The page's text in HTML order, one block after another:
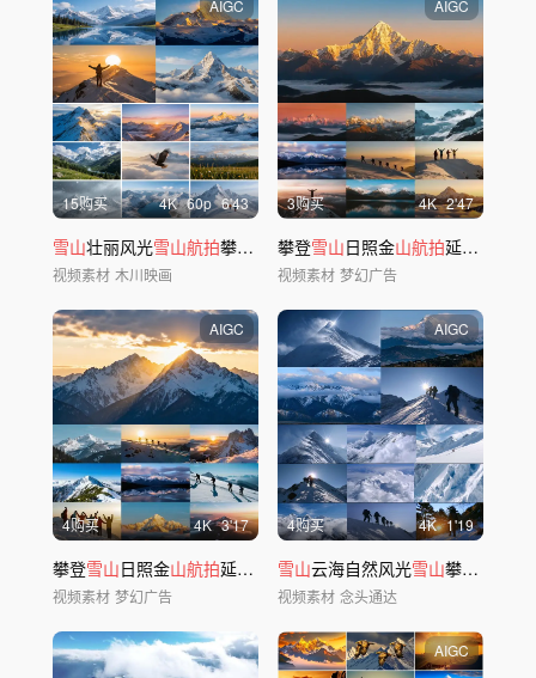
AIGC
15购买 4K 60p 6'43
雪山壮丽风光雪山航拍攀登 雪山
视频素材 木川映画
AIGC
3购买 4K 2'47
攀登雪山日照金山航拍延时ai素材原创44
视频素材 梦幻广告
AIGC
4购买 4K 3'17
攀登雪山日照金山航拍延时ai素材原创44
视频素材 梦幻广告
AIGC
4购买 4K 1'19
雪山云海自然风光雪山攀登壮丽景色自然风景
视频素材 念头通达
AIGC